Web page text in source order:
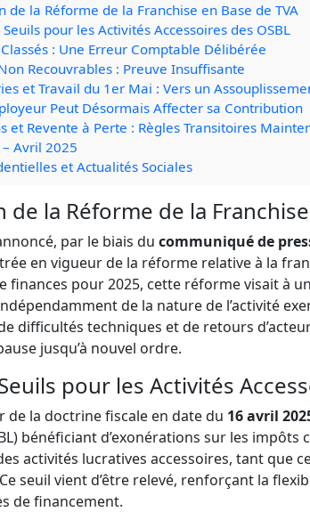
de la Réforme de la Franchise en Base de TVA
pour les Activités Accessoires des OSBL
: Une Erreur Comptable Délibérée
Recouvrables : Preuve Insuffisante
et Travail du 1er Mai : Vers un
Peut Désormais Affecter sa Contribution
et Revente à Perte : Règles Transitoires
Avril 2025
et Actualités Sociales
de la Réforme de la
par le biais du communiqué de
en vigueur de la réforme relative à la
finances pour 2025, cette réforme visait à
de la nature de l’activité
difficultés techniques et de retours
jusqu’à nouvel ordre.
pour les Activités
de la doctrine fiscale en date du 16 avril
bénéficiant d’exonérations sur les impôts
activités lucratives accessoires, tant que
seuil vient d’être relevé, renforçant la
de financement.